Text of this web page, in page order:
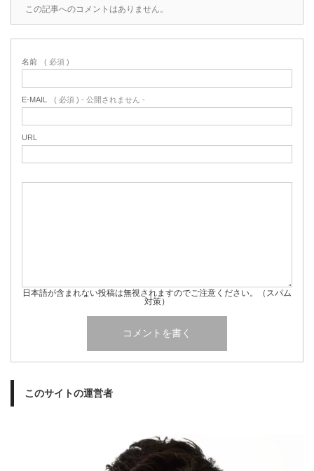
この記事へのコメントはありません。
名前 ( 必須 )
E-MAIL ( 必須 ) - 公開されません -
URL
日本語が含まれない投稿は無視されますのでご注意ください。（スパム
対策）
このサイトの運営者